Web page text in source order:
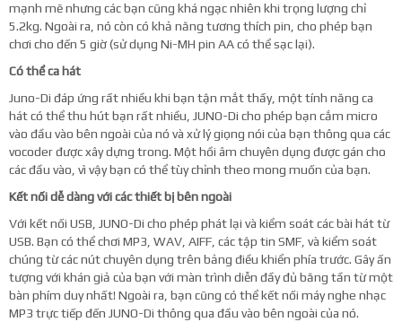
mạnh mẽ nhưng các bạn cũng khá ngạc nhiên khi trọng lượng chỉ
5.2kg. Ngoài ra, nó còn có khả năng tương thích pin, cho phép bạn
chơi cho đến 5 giờ (sử dụng Ni-MH pin AA có thể sạc lại).
Có thể ca hát
Juno-Di đáp ứng rất nhiều khi bạn tận mắt thấy, một tính năng ca
hát có thể thu hút bạn rất nhiều, JUNO-Di cho phép bạn cắm micro
vào đầu vào bên ngoài của nó và xử lý giọng nói của bạn thông qua các
vocoder được xây dựng trong. Một hồi âm chuyên dụng được gán cho
các đầu vào, vì vậy bạn có thể tùy chỉnh theo mong muốn của bạn.
Kết nối dễ dàng với các thiết bị bên ngoài
Với kết nối USB, JUNO-Di cho phép phát lại và kiểm soát các bài hát từ
USB. Bạn có thể chơi MP3, WAV, AIFF, các tập tin SMF, và kiểm soát
chúng từ các nút chuyên dụng trên bảng điều khiển phía trước. Gây ấn
tượng với khán giả của bạn với màn trình diễn đầy đủ băng tần từ một
bàn phím duy nhất! Ngoài ra, bạn cũng có thể kết nối máy nghe nhạc
MP3 trực tiếp đến JUNO-Di thông qua đầu vào bên ngoài của nó.